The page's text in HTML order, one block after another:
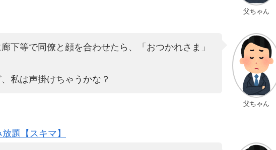
父ちゃん
父ちゃん
下等で同僚と顔を合わせたら、「おつかれさま」
私は声掛けちゃうかな？
題【スキマ】